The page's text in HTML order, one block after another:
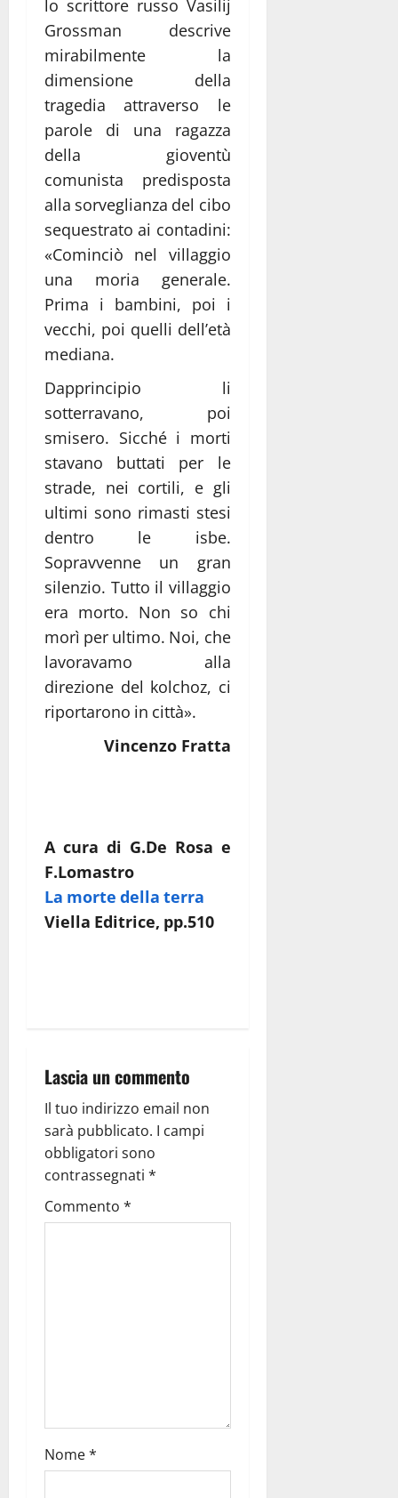
lo scrittore russo Vasilij
Grossman descrive
mirabilmente la
dimensione della
tragedia attraverso le
parole di una ragazza
della gioventù
comunista predisposta
alla sorveglianza del cibo
sequestrato ai contadini:
«Cominciò nel villaggio
una moria generale.
Prima i bambini, poi i
vecchi, poi quelli dell’età
mediana.
Dapprincipio li
sotterravano, poi
smisero. Sicché i morti
stavano buttati per le
strade, nei cortili, e gli
ultimi sono rimasti stesi
dentro le isbe.
Sopravvenne un gran
silenzio. Tutto il villaggio
era morto. Non so chi
morì per ultimo. Noi, che
lavoravamo alla
direzione del kolchoz, ci
riportarono in città».
Vincenzo Fratta
A cura di G.De Rosa e
F.Lomastro
La morte della terra
Viella Editrice, pp.510
Lascia un commento
Il tuo indirizzo email non
sarà pubblicato. I campi
obbligatori sono
contrassegnati *
Commento *
Nome*